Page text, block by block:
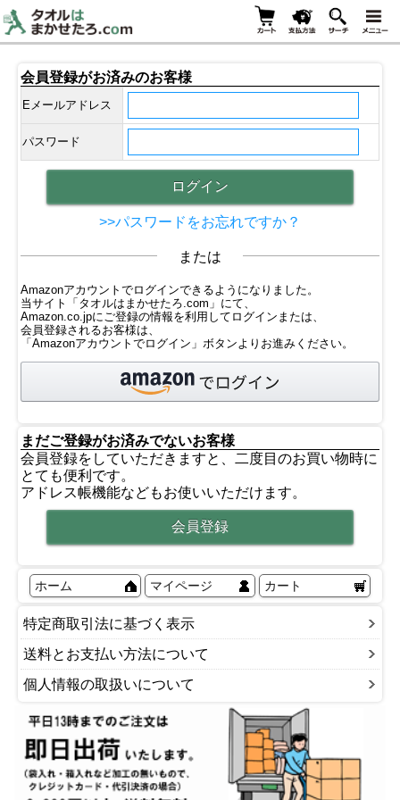
会員登録がお済みのお客様
Eメールアドレス
パスワード
>>パスワードをお忘れですか？
または
Amazonアカウントでログインできるようになりました。
当サイト「タオルはまかせたろ.com」にて、
Amazon.co.jpにご登録の情報を利用してログインまたは、
会員登録されるお客様は、
「Amazonアカウントでログイン」ボタンよりお進みください。
まだご登録がお済みでないお客様
会員登録をしていただきますと、二度目のお買い物時に
とても便利です。
アドレス帳機能などもお使いいただけます。
ホーム マイページ カート
特定商取引法に基づく表示
送料とお支払い方法について
個人情報の取扱いについて